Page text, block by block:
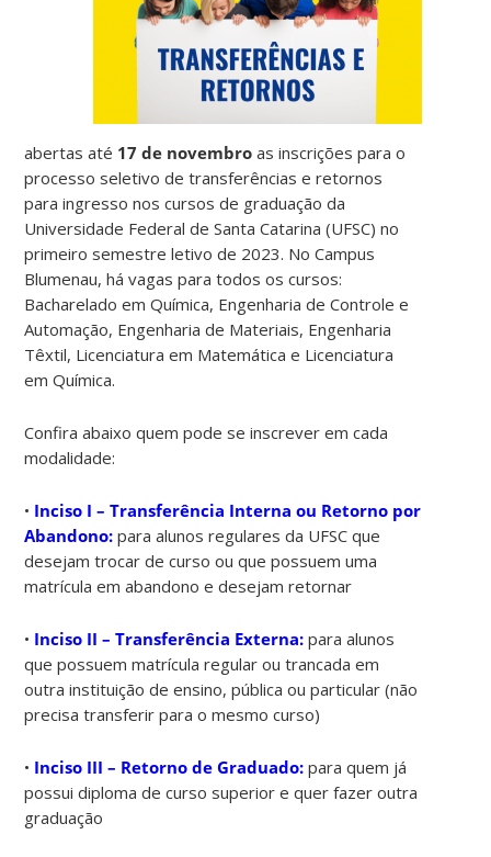
abertas até 17 de novembro as inscrições para o
processo seletivo de transferências e retornos
para ingresso nos cursos de graduação da
Universidade Federal de Santa Catarina (UFSC) no
primeiro semestre letivo de 2023. No Campus
Blumenau, há vagas para todos os cursos:
Bacharelado em Química, Engenharia de Controle e
Automação, Engenharia de Materiais, Engenharia
Têxtil, Licenciatura em Matemática e Licenciatura
em Química.
Confira abaixo quem pode se inscrever em cada
modalidade:
• Inciso I – Transferência Interna ou Retorno por
Abandono: para alunos regulares da UFSC que
desejam trocar de curso ou que possuem uma
matrícula em abandono e desejam retornar
• Inciso II – Transferência Externa: para alunos
que possuem matrícula regular ou trancada em
outra instituição de ensino, pública ou particular (não
precisa transferir para o mesmo curso)
• Inciso III – Retorno de Graduado: para quem já
possui diploma de curso superior e quer fazer outra
graduação